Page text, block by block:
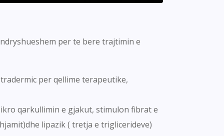
per te bere trajtimin e
per qellime terapeutike,
qarkullimin e gjakut, stimulon fibrat e
lipazik ( tretja e triglicerideve)